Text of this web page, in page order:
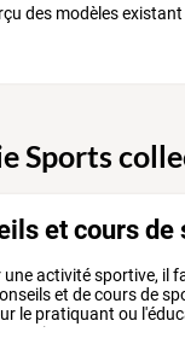
des modèles
Sports
et cours
uneactivitésportive, il
et decoursde
le pratiquant ou
gratuite